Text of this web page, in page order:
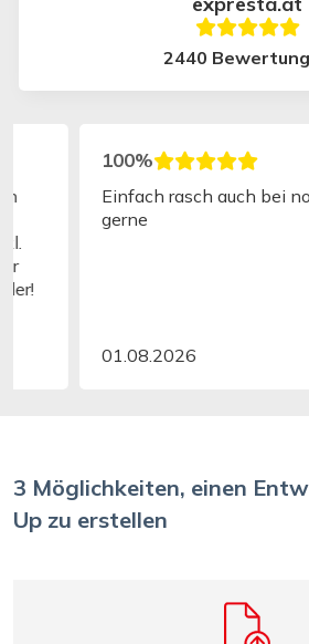
2440
Einfach rasch auch bei normalem
01.08.2026
3 Möglichkeiten, einen
Up zu erstellen